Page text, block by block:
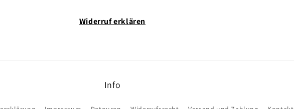
Widerruf erklären
Info